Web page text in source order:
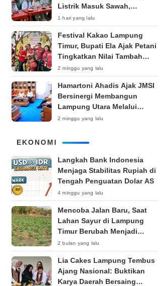
Listrik Masuk Sawah,
Siapkan Subsidi KWH untuk
Petani
1 hari yang lalu
‎Festival Kakao Lampung
Timur, Bupati Ela Ajak Petani
Tingkatkan Nilai Tambah
Produk
2 minggu yang lalu
Hamartoni Ahadis Ajak JMSI
Bersinergi Membangun
Lampung Utara Melalui
Pemberitaan
2 minggu yang lalu
EKONOMI
Langkah Bank Indonesia
Menjaga Stabilitas Rupiah di
Tengah Penguatan Dolar AS
4 minggu yang lalu
Mencoba Jalan Baru, Saat
Lahan Sayur di Lampung
Timur Berubah Menjadi
Kebun Tembakau
2 bulan yang lalu
Lia Cakes Lampung Tembus
Ajang Nasional: Buktikan
Karya Daerah Bersaing